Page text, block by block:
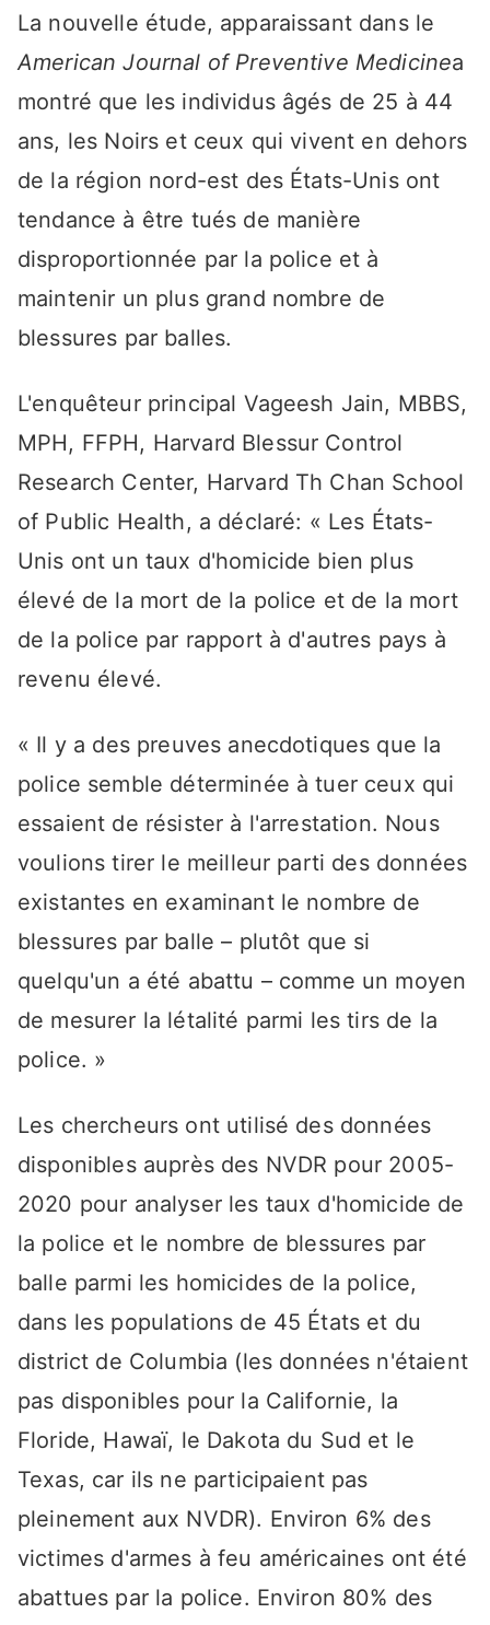
La nouvelle étude, apparaissant dans le
American Journal of Preventive Medicinea
montré que les individus âgés de 25 à 44
ans, les Noirs et ceux qui vivent en dehors
de la région nord-est des États-Unis ont
tendance à être tués de manière
disproportionnée par la police et à
maintenir un plus grand nombre de
blessures par balles.
L'enquêteur principal Vageesh Jain, MBBS,
MPH, FFPH, Harvard Blessur Control
Research Center, Harvard Th Chan School
of Public Health, a déclaré: « Les États-
Unis ont un taux d'homicide bien plus
élevé de la mort de la police et de la mort
de la police par rapport à d'autres pays à
revenu élevé.
« Il y a des preuves anecdotiques que la
police semble déterminée à tuer ceux qui
essaient de résister à l'arrestation. Nous
voulions tirer le meilleur parti des données
existantes en examinant le nombre de
blessures par balle – plutôt que si
quelqu'un a été abattu – comme un moyen
de mesurer la létalité parmi les tirs de la
police. »
Les chercheurs ont utilisé des données
disponibles auprès des NVDR pour 2005-
2020 pour analyser les taux d'homicide de
la police et le nombre de blessures par
balle parmi les homicides de la police,
dans les populations de 45 États et du
district de Columbia (les données n'étaient
pas disponibles pour la Californie, la
Floride, Hawaï, le Dakota du Sud et le
Texas, car ils ne participaient pas
pleinement aux NVDR). Environ 6% des
victimes d'armes à feu américaines ont été
abattues par la police. Environ 80% des